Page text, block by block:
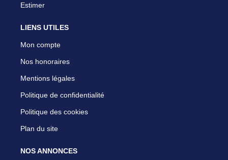
Estimer
LIENS UTILES
Mon compte
Nos honoraires
Mentions légales
Politique de confidentialité
Politique des cookies
Plan du site
NOS ANNONCES